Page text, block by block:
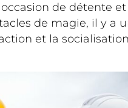
de détente
de magie, il y a
et la